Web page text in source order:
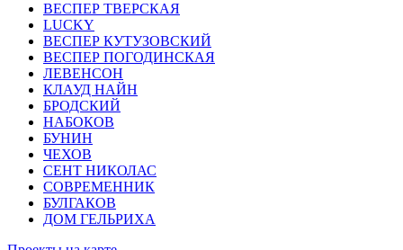
ВЕСПЕР ТВЕРСКАЯ
LUCKY
ВЕСПЕР КУТУЗОВСКИЙ
ВЕСПЕР ПОГОДИНСКАЯ
ЛЕВЕНСОН
КЛАУД НАЙН
БРОДСКИЙ
НАБОКОВ
БУНИН
ЧЕХОВ
СЕНТ НИКОЛАС
СОВРЕМЕННИК
БУЛГАКОВ
ДОМ ГЕЛЬРИХА